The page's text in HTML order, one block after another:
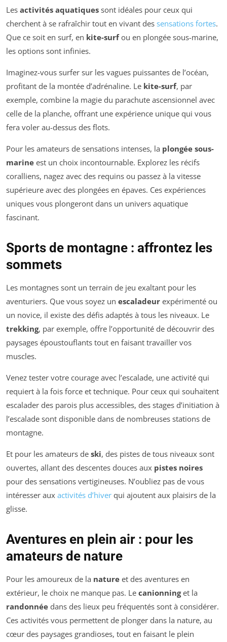
Les activités aquatiques sont idéales pour ceux qui
cherchent à se rafraîchir tout en vivant des sensations fortes.
Que ce soit en surf, en kite-surfou en plongée sous-marine,
les options sont infinies.
Imaginez-vous surfer sur les vagues puissantes de l’océan,
profitant de la montée d’adrénaline. Le kite-surf, par
exemple, combine la magie du parachute ascensionnel avec
celle de la planche, offrant une expérience unique qui vous
fera voler au-dessus des flots.
Pour les amateurs de sensations intenses, la plongée sous-
marine est un choix incontournable. Explorez les récifs
coralliens, nagez avec des requins ou passez à la vitesse
supérieure avec des plongées en épaves. Ces expériences
uniques vous plongeront dans un univers aquatique
fascinant.
Sports de montagne : affrontez les
sommets
Les montagnes sont un terrain de jeu exaltant pour les
aventuriers. Que vous soyez un escaladeur expérimenté ou
un novice, il existe des défis adaptés à tous les niveaux. Le
trekking, par exemple, offre l’opportunité de découvrir des
paysages époustouflants tout en faisant travailler vos
muscles.
Venez tester votre courage avec l’escalade, une activité qui
requiert à la fois force et technique. Pour ceux qui souhaitent
escalader des parois plus accessibles, des stages d’initiation à
l’escalade sont disponible dans de nombreuses stations de
montagne.
Et pour les amateurs de ski, des pistes de tous niveaux sont
ouvertes, allant des descentes douces aux pistes noires
pour des sensations vertigineuses. N’oubliez pas de vous
intéresser aux activités d’hiver qui ajoutent aux plaisirs de la
glisse.
Aventures en plein air : pour les
amateurs de nature
Pour les amoureux de la nature et des aventures en
extérieur, le choix ne manque pas. Le canionninget la
randonnée dans des lieux peu fréquentés sont à considérer.
Ces activités vous permettent de plonger dans la nature, au
cœur des paysages grandioses, tout en faisant le plein